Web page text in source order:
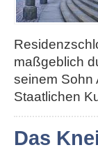
maßgeblich
seinem Sohn
Staatlichen
Das